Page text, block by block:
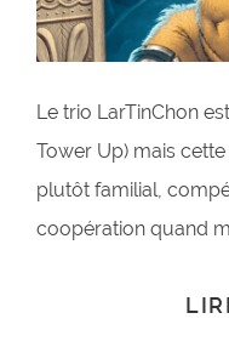
Le trio LarTinChon
Tower Up) mais
plutôt familial,
coopération quand